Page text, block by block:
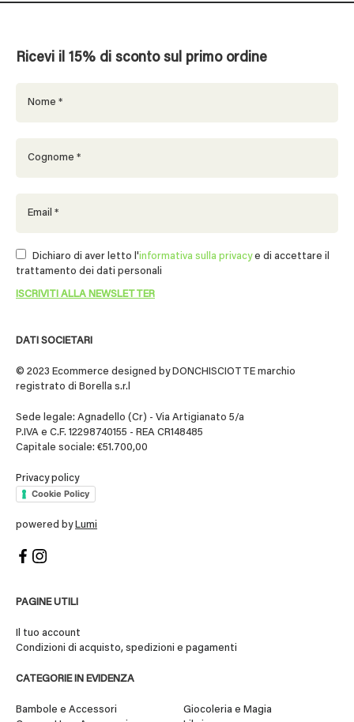
DATI SOCIETARI
© 2023 Ecommerce designed by DONCHISCIOTTE marchio
registrato di Borella s.r.l
Sede legale: Agnadello (Cr) - Via Artigianato 5/a
P.IVA e C.F. 12298740155 - REA CR148485
Capitale sociale: €51.700,00
Privacy policy
Cookie Policy
powered by Lumi
PAGINE UTILI
Il tuo account
Condizioni di acquisto, spedizioni e pagamenti
CATEGORIE IN EVIDENZA
Bambole e Accessori
Giocoleria e Magia
Ricevi il 15% di sconto sul primo ordine
Dichiaro di aver letto l'informativa sulla privacye di accettare il
trattamento dei dati personali